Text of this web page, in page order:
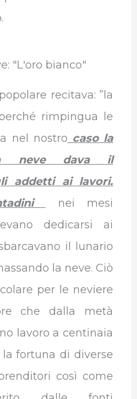
"L'oro bianco"
recitava: ”la
rimpingua le
nel nostro caso la
neve dava il
addetti ai lavori.
nei mesi
dedicarsi ai
il lunario
la neve. Ciò
per le neviere
che dalla metà
lavoro a centinaia
fortuna di diverse
così come